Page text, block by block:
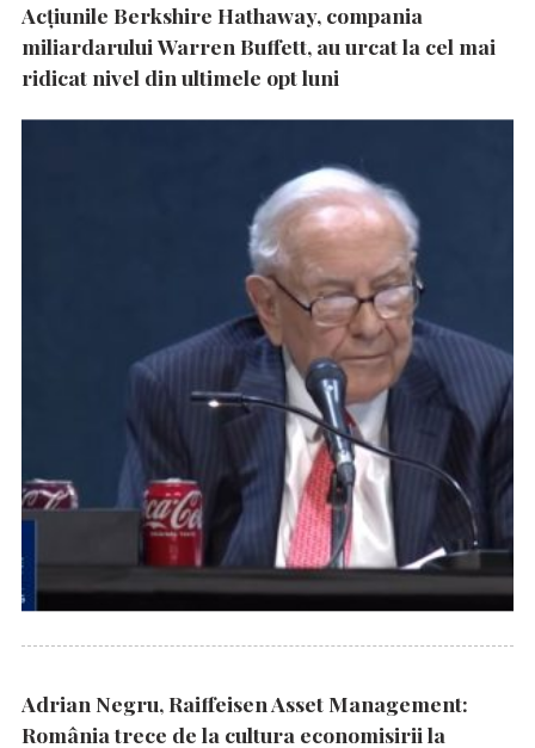
Acțiunile Berkshire Hathaway, compania
miliardarului Warren Buffett, au urcat la cel mai
ridicat nivel din ultimele opt luni
Adrian Negru, Raiffeisen Asset Management:
România trece de la cultura economisirii la